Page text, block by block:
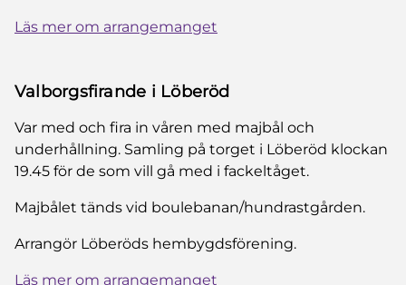
Läs mer om arrangemanget
Valborgsfirande i Löberöd
Var med och fira in våren med majbål och
underhållning. Samling på torget i Löberöd klockan
19.45 för de som vill gå med i fackeltåget.
Majbålet tänds vid boulebanan/hundrastgården.
Arrangör Löberöds hembygdsförening.
Läs mer om arrangemanget